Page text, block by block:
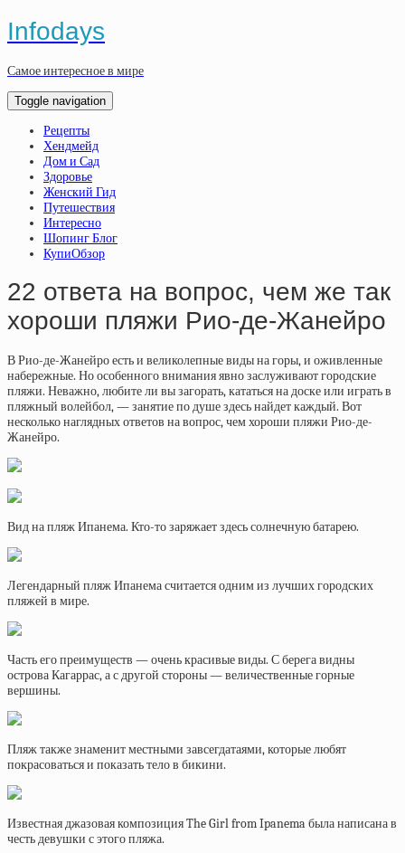
Infodays
Самое интересное в мире
Toggle navigation
Рецепты
Хендмейд
Дом и Сад
Здоровье
Женский Гид
Путешествия
Интересно
Шопинг Блог
КупиОбзор
22 ответа на вопрос, чем же так
хороши пляжи Рио-де-Жанейро
В Рио-де-Жанейро есть и великолепные виды на горы, и оживленные
набережные. Но особенного внимания явно заслуживают городские
пляжи. Неважно, любите ли вы загорать, кататься на доске или играть в
пляжный волейбол, — занятие по душе здесь найдет каждый. Вот
несколько наглядных ответов на вопрос, чем хороши пляжи Рио-де-
Жанейро.
Вид на пляж Ипанема. Кто-то заряжает здесь солнечную батарею.
Легендарный пляж Ипанема считается одним из лучших городских
пляжей в мире.
Часть его преимуществ — очень красивые виды. С берега видны
острова Кагаррас, а с другой стороны — величественные горные
вершины.
Пляж также знаменит местными завсегдатаями, которые любят
покрасоваться и показать тело в бикини.
Известная джазовая композиция The Girl from Ipanema была написана в
честь девушки с этого пляжа.